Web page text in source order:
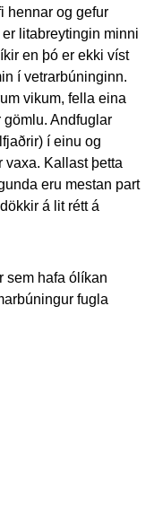
hennar og gefur
litabreytingin minni
en þó er ekki víst
í vetrarbúninginn.
vikum, fella eina
Andfuglar
í einu og
vaxa. Kallast þetta
eru mestan part
á lit rétt á
sem hafa ólíkan
fugla